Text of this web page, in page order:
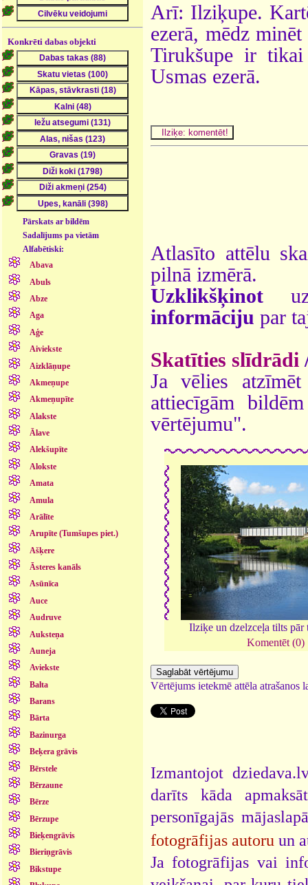
Konkrēti dabas objekti
Pārskats ar bildēm
Sadalījums pa vietām
Alfabētiski:
Abava
Abuls
Abze
Aga
Aģe
Aiviekste
Aizklāņupe
Akmeņupe
Akmeņupīte
Alakste
Ālave
Alekšupīte
Alokste
Amata
Amula
Arālīte
Arupīte (Tumšupes piet.)
Ašķere
Āsteres kanāls
Asūnīca
Auce
Audruve
Auksteņa
Auneja
Aviekste
Balta
Barans
Bārta
Bazinurga
Beķera grāvis
Bērstele
Bērzaune
Bērze
Bērzupe
Bieķengrāvis
Bieriņgrāvis
Bikstupe
Arī: Ilziķupe.
ezerā, mēdz
Tirukšupe ir
Usmas ezerā.
Atlasīto attēlu
pilnā izmērā.
Uzklikšķinot
informāciju par
Skatīties slīdrādi
Ja vēlies
attiecīgām
vērtējumu".
Ilziķe un dzelzceļa tilts
Komentēt (0)
Vērtējums ietekmē attēla atrašanos
Izmantojot
darīts kāda
personīgajās
fotogrāfijas autoru un
Ja fotogrāfijas vai